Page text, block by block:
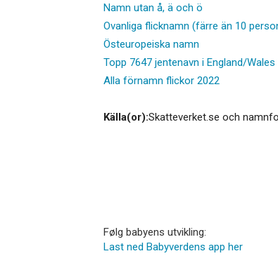
Namn utan å, ä och ö
Ovanliga flicknamn (färre än 10
Östeuropeiska namn
Topp 7647 jentenavn i England/Wales
Alla förnamn flickor 2022
Källa(or):Skatteverket.se och
Følg babyens utvikling:
Last ned Babyverdens app her